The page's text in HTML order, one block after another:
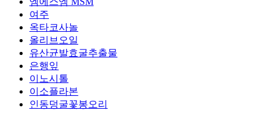
여주
옥타코사놀
올리브오일
유산균발효굴추출물
은행잎
이노시톨
이소플라본
인동덩굴꽃봉오리